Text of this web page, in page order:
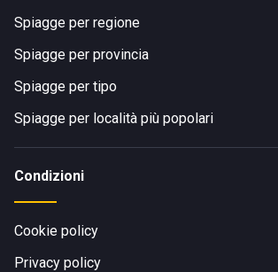
Spiagge per regione
Spiagge per provincia
Spiagge per tipo
Spiagge per località più popolari
Condizioni
Cookie policy
Privacy policy